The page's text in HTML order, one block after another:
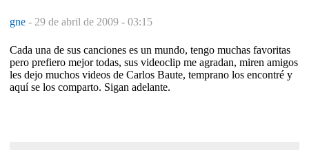
gne - 29 de abril de 2009 - 03:15
Cada una de sus canciones es un mundo, tengo muchas favoritas
pero prefiero mejor todas, sus videoclip me agradan, miren amigos
les dejo muchos videos de Carlos Baute, temprano los encontré y
aquí se los comparto. Sigan adelante.